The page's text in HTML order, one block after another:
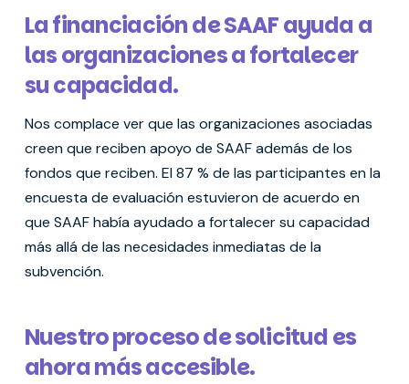
La financiación de SAAF ayuda a
las organizaciones a fortalecer
su capacidad.
Nos complace ver que las organizaciones asociadas
creen que reciben apoyo de SAAF además de los
fondos que reciben. El 87 % de las participantes en la
encuesta de evaluación estuvieron de acuerdo en
que SAAF había ayudado a fortalecer su capacidad
más allá de las necesidades inmediatas de la
subvención.
Nuestro proceso de solicitud es
ahora más accesible.